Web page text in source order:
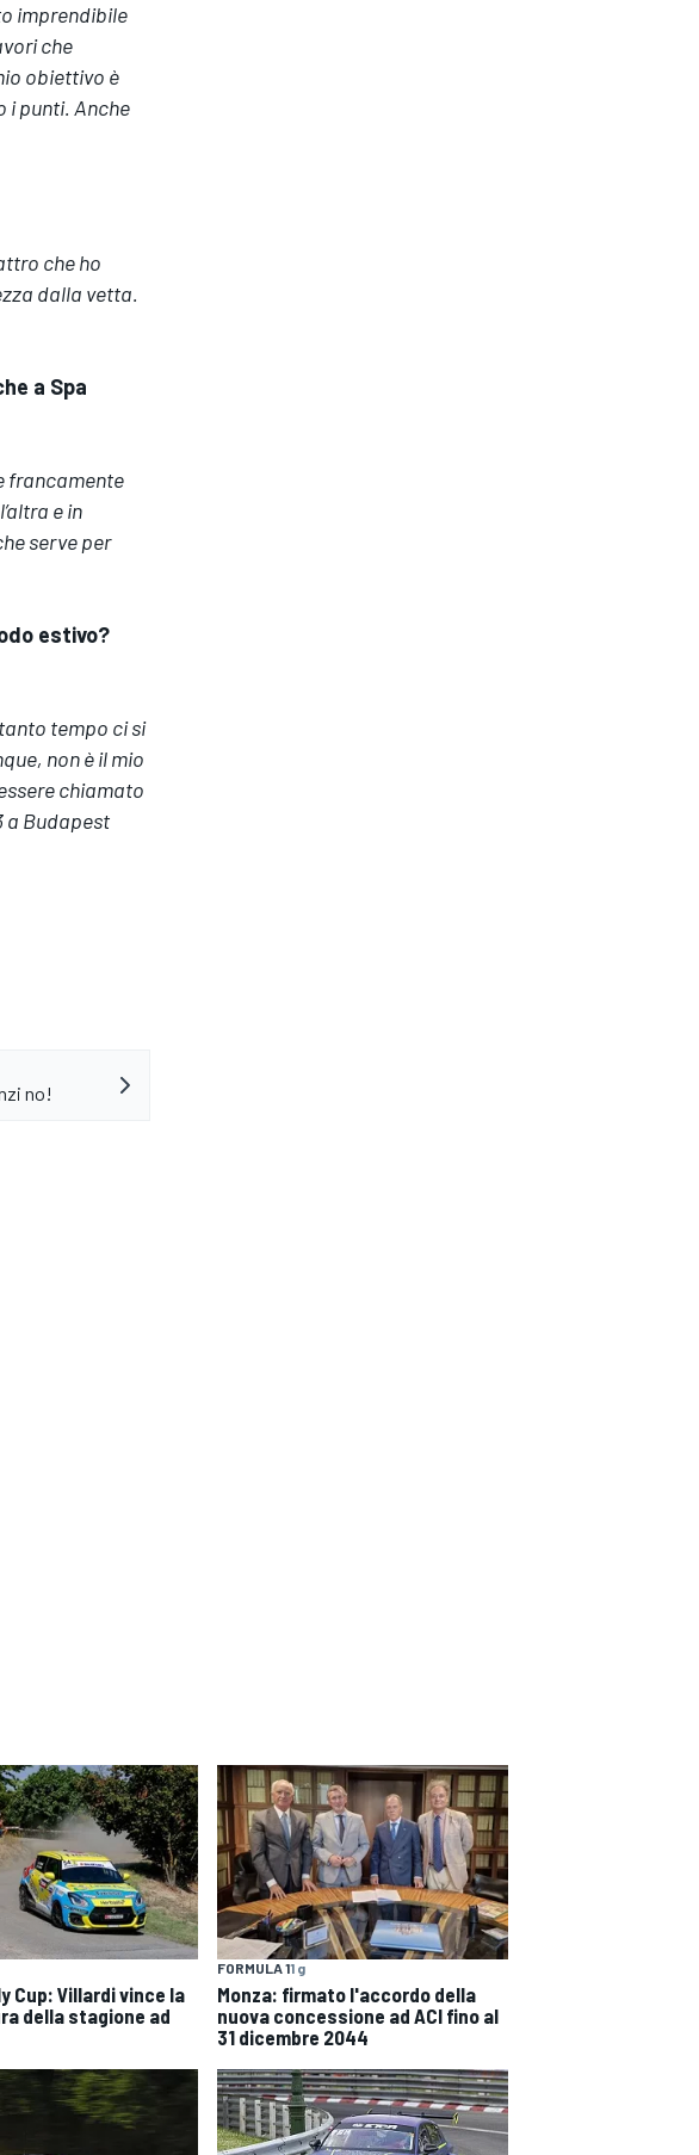
imprendibile
che
obiettivo è
i punti. Anche
che ho
dalla vetta.
a Spa
francamente
e in
serve per
estivo?
tempo ci si
non è il mio
chiamato
a Budapest
no!
Cup: Villardi vince la
della stagione ad
FORMULA 11 g
Monza: firmato l'accordo della
nuova concessione ad ACI fino al
31 dicembre 2044